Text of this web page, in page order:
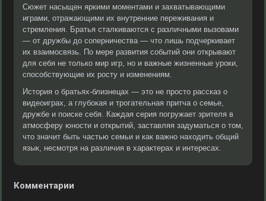
Сюжет насыщен яркими моментами и захватывающими
играми, отражающими их внутренние переживания и
стремления. Братья сталкиваются с различными вызовами
— от дружбы до соперничества — что лишь подчеркивает
их взаимосвязь. По мере развития событий они открывают
для себя не только мир игр, но и важные жизненные уроки,
способствующие их росту и изменениям.
История о братьях-близнецах — это не просто рассказ о
видеоиграх, а глубокая и трогательная притча о семье,
дружбе и поиске себя. Каждая серия погружает зрителя в
атмосферу юности и открытий, заставляя задуматься о том,
что значит быть частью семьи и как важно находить общий
язык, несмотря на различия в характерах и интересах.
Комментарии